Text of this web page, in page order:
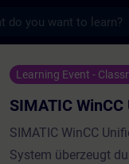
Unified
Learning Event -
SIMATIC
SIMATIC WinCC
System überzeugt